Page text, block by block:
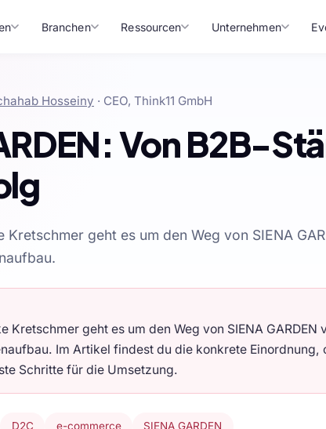
Branchen Ressourcen Unternehmen
Hosseiny · CEO, Think11 GmbH
Von B2B-
Kretschmer geht es um den Weg von SIENA
Kretschmer geht es um den Weg von SIENA GARDEN
Im Artikel findest du die konkrete Einordnung,
Schritte für die Umsetzung.
D2C e-commerce SIENA GARDEN